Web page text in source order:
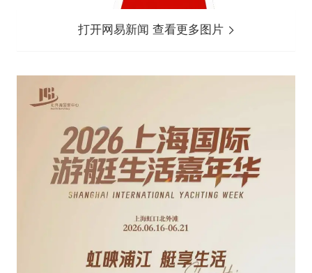
打开网易新闻 查看更多图片